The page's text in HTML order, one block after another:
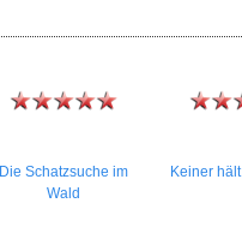
Die Schatzsuche im
Wald
Keiner